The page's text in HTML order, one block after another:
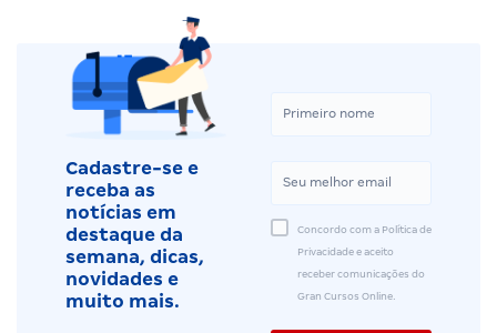
Cadastre-se e
receba as
notícias em
destaque da
semana, dicas,
novidades e
muito mais.
Concordo com a Política de
Privacidade e aceito
receber comunicações do
Gran Cursos Online.